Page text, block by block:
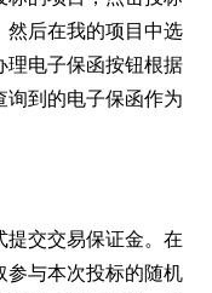
然后在我的项目中选
理电子保函按钮根据
到的电子保函作为
交交易保证金。在
参与本次投标的随机